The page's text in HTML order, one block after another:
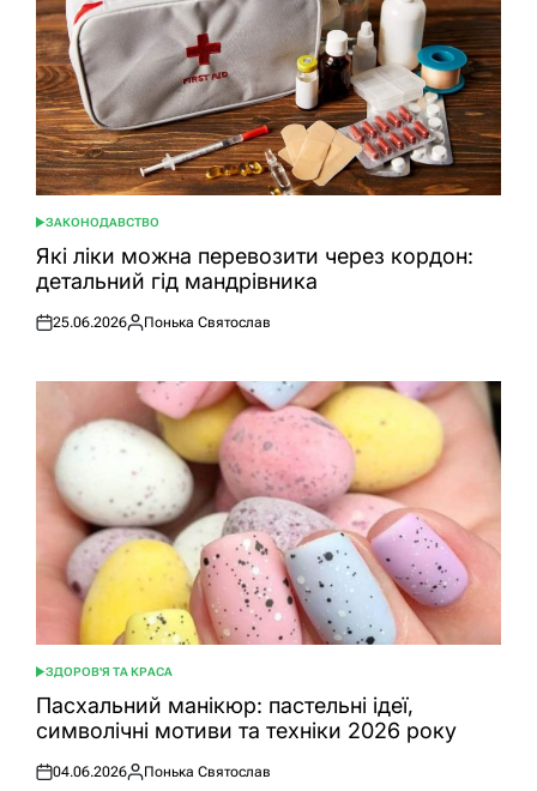
ОПУБЛІКУВАТИ
У
ЗАКОНОДАВСТВО
Які ліки можна перевозити через кордон:
детальний гід мандрівника
Оприлюднено
25.06.2026
Опубліковано
Понька Святослав
ОПУБЛІКУВАТИ
У
ЗДОРОВ'Я ТА КРАСА
Пасхальний манікюр: пастельні ідеї,
символічні мотиви та техніки 2026 року
Оприлюднено
04.06.2026
Опубліковано
Понька Святослав